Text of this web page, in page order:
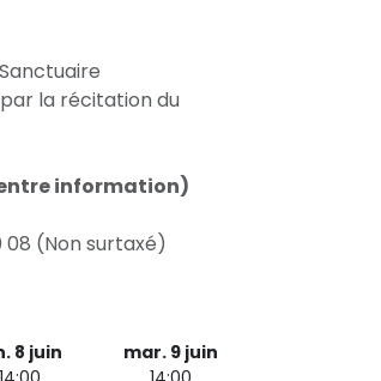
la récitation du
information)
08 (Non surtaxé)
8 juin
mar. 9 juin